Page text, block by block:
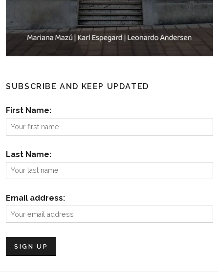
SUBSCRIBE AND KEEP UPDATED
First Name:
Last Name:
Email address: